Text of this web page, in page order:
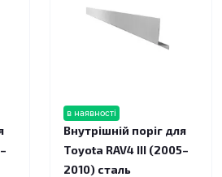
в наявності
Внутрішній поріг для
Toyota RAV4 III (2005–
2010) сталь